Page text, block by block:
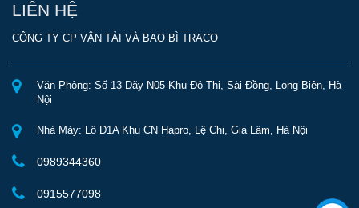
LIÊN HỆ
CÔNG TY CP VẬN TẢI VÀ BAO BÌ TRACO
Văn Phòng: Số 13 Dãy N05 Khu Đô Thị, Sài Đồng, Long Biên, Hà
Nội
Nhà Máy: Lô D1A Khu CN Hapro, Lệ Chi, Gia Lâm, Hà Nội
0989344360
0915577098